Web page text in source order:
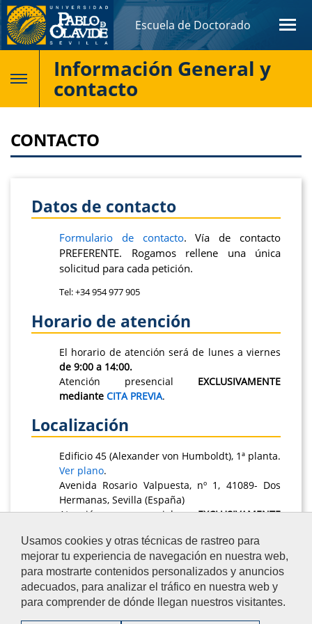
Usamos cookies y otras técnicas de rastreo para
mejorar tu experiencia de navegación en nuestra web,
para mostrarte contenidos personalizados y anuncios
adecuados, para analizar el tráfico en nuestra web y
para comprender de dónde llegan nuestros visitantes.
Escuela de Doctorado
Información General y
contacto
CONTACTO
Datos de contacto
Formulario de contacto. Vía de contacto
PREFERENTE. Rogamos rellene una única
solicitud para cada petición.
Tel: +34 954 977 905
Horario de atención
El horario de atención será de lunes a viernes
de 9:00 a 14:00.
Atención presencial EXCLUSIVAMENTE
mediante CITA PREVIA.
Localización
Edificio 45 (Alexander von Humboldt), 1ª planta.
Ver plano.
Avenida Rosario Valpuesta, nº 1, 41089- Dos
Hermanas, Sevilla (España)
Atención presencialEXCLUSIVAMENTE
Aviso Legal / Privacidad / Accesibilidad / Contacto